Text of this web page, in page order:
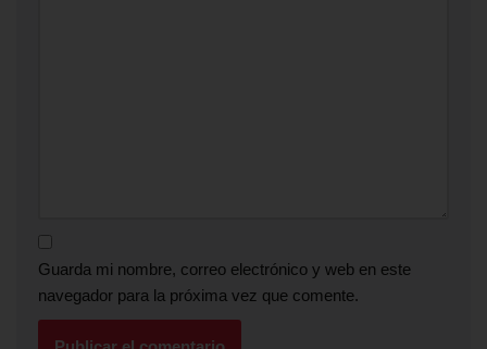
Guarda mi nombre, correo electrónico y web en este
navegador para la próxima vez que comente.